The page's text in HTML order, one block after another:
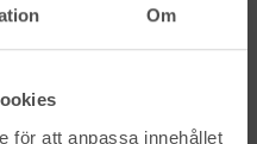
Om
för att anpassa innehållet